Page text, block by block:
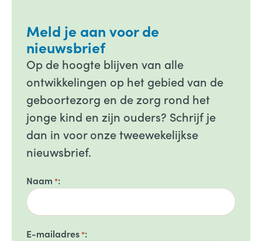
Meld je aan voor de
nieuwsbrief
Op de hoogte blijven van alle
ontwikkelingen op het gebied van de
geboortezorg en de zorg rond het
jonge kind en zijn ouders? Schrijf je
dan in voor onze tweewekelijkse
nieuwsbrief.
Naam *
E-mailadres*